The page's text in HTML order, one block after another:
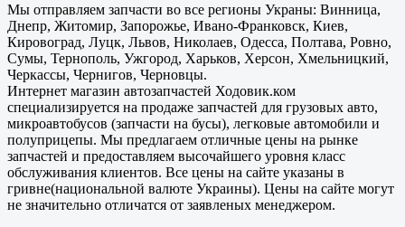
Мы отправляем запчасти во все регионы Украны: Винница,
Днепр, Житомир, Запорожье, Ивано-Франковск, Киев,
Кировоград, Луцк, Львов, Николаев, Одесса, Полтава, Ровно,
Сумы, Тернополь, Ужгород, Харьков, Херсон, Хмельницкий,
Черкассы, Чернигов, Черновцы.
Интернет магазин автозапчастей Ходовик.ком
специализируется на продаже запчастей для грузовых авто,
микроавтобусов (запчасти на бусы), легковые автомобили и
полуприцепы. Мы предлагаем отличные цены на рынке
запчастей и предоставляем высочайшего уровня класс
обслуживания клиентов. Все цены на сайте указаны в
гривне(национальной валюте Украины). Цены на сайте могут
не значительно отличатся от заявленых менеджером.